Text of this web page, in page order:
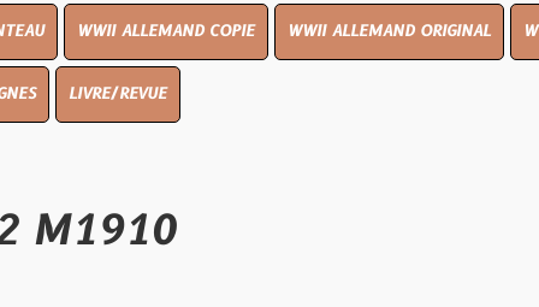
ALLEMAND COPIE WWII ALLEMAND ORIGINAL WWII UK